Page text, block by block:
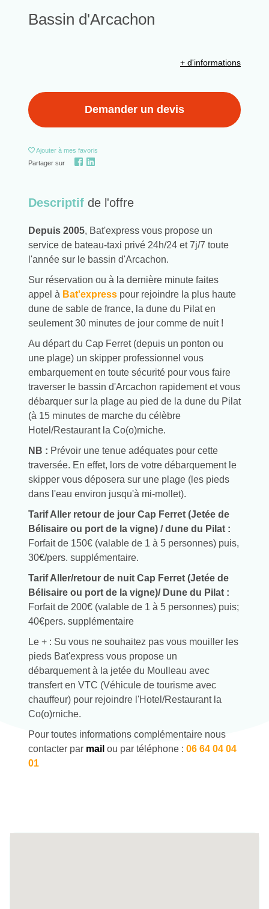
Bassin d'Arcachon
+ d'informations
Demander un devis
Ajouter à mes favoris
Partager sur
Descriptif de l'offre
Depuis 2005, Bat'express vous propose un
service de bateau-taxi privé 24h/24 et 7j/7 toute
l'année sur le bassin d'Arcachon.
Sur réservation ou à la dernière minute faites
appel à Bat'express pour rejoindre la plus haute
dune de sable de france, la dune du Pilat en
seulement 30 minutes de jour comme de nuit !
Au départ du Cap Ferret (depuis un ponton ou
une plage) un skipper professionnel vous
embarquement en toute sécurité pour vous faire
traverser le bassin d'Arcachon rapidement et vous
débarquer sur la plage au pied de la dune du Pilat
(à 15 minutes de marche du célèbre
Hotel/Restaurant la Co(o)rniche.
NB : Prévoir une tenue adéquates pour cette
traversée. En effet, lors de votre débarquement le
skipper vous déposera sur une plage (les pieds
dans l'eau environ jusqu'à mi-mollet).
Tarif Aller retour de jour Cap Ferret (Jetée de
Bélisaire ou port de la vigne) / dune du Pilat :
Forfait de 150€ (valable de 1 à 5 personnes) puis,
30€/pers. supplémentaire.
Tarif Aller/retour de nuit Cap Ferret (Jetée de
Bélisaire ou port de la vigne)/ Dune du Pilat :
Forfait de 200€ (valable de 1 à 5 personnes) puis;
40€pers. supplémentaire
Le + : Su vous ne souhaitez pas vous mouiller les
pieds Bat'express vous propose un
débarquement à la jetée du Moulleau avec
transfert en VTC (Véhicule de tourisme avec
chauffeur) pour rejoindre l'Hotel/Restaurant la
Co(o)rniche.
Pour toutes informations complémentaire nous
contacter par mail ou par téléphone : 06 64 04 04
01